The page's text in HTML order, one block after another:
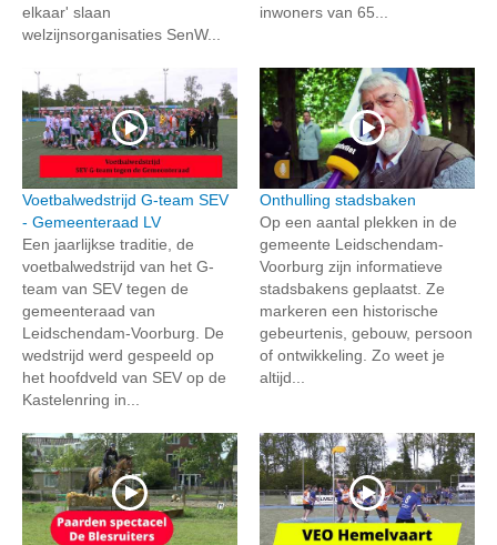
elkaar' slaan
welzijnsorganisaties SenW...
inwoners van 65...
Voetbalwedstrijd G-team SEV
- Gemeenteraad LV
Een jaarlijkse traditie, de
voetbalwedstrijd van het G-
team van SEV tegen de
gemeenteraad van
Leidschendam-Voorburg. De
wedstrijd werd gespeeld op
het hoofdveld van SEV op de
Kastelenring in...
Onthulling stadsbaken
Op een aantal plekken in de
gemeente Leidschendam-
Voorburg zijn informatieve
stadsbakens geplaatst. Ze
markeren een historische
gebeurtenis, gebouw, persoon
of ontwikkeling. Zo weet je
altijd...